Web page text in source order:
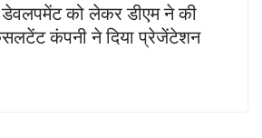
डेवलपमेंट को लेकर डीएम ने की
कंपनी ने दिया प्रेजेंटेशन